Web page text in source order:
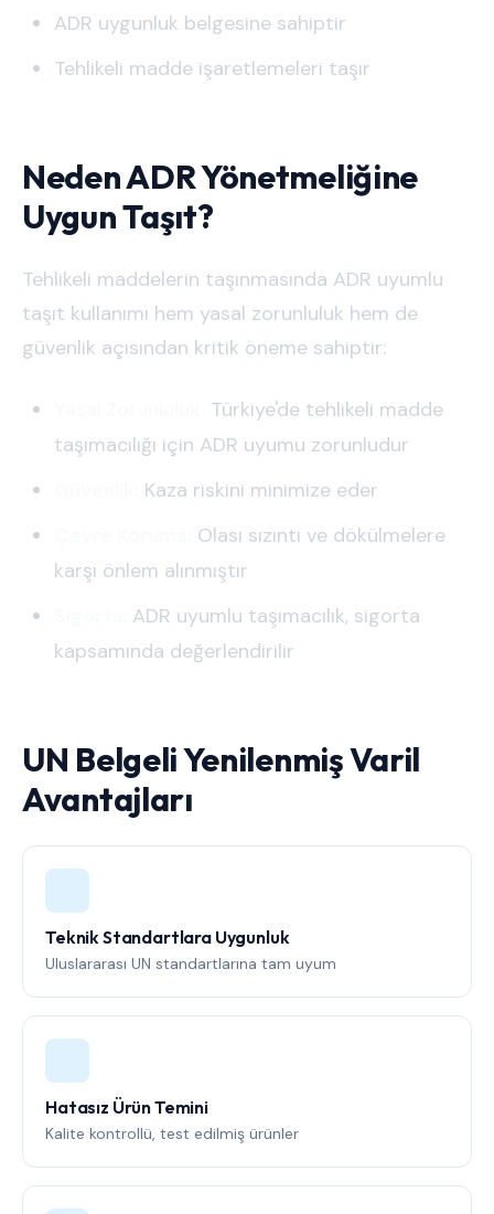
ADR uygunluk belgesine sahiptir
Tehlikeli madde işaretlemeleri taşır
Neden ADR Yönetmeliğine
Uygun Taşıt?
Tehlikeli maddelerin taşınmasında ADR uyumlu
taşıt kullanımı hem yasal zorunluluk hem de
güvenlik açısından kritik öneme sahiptir:
Türkiye'de tehlikeli madde
taşımacılığı için ADR uyumu zorunludur
Kaza riskini minimize eder
Olası sızıntı ve dökülmelere
karşı önlem alınmıştır
ADR uyumlu taşımacılık, sigorta
kapsamında değerlendirilir
UN Belgeli Yenilenmiş Varil
Avantajları
Teknik Standartlara Uygunluk
Uluslararası UN standartlarına tam uyum
Hatasız Ürün Temini
Kalite kontrollü, test edilmiş ürünler